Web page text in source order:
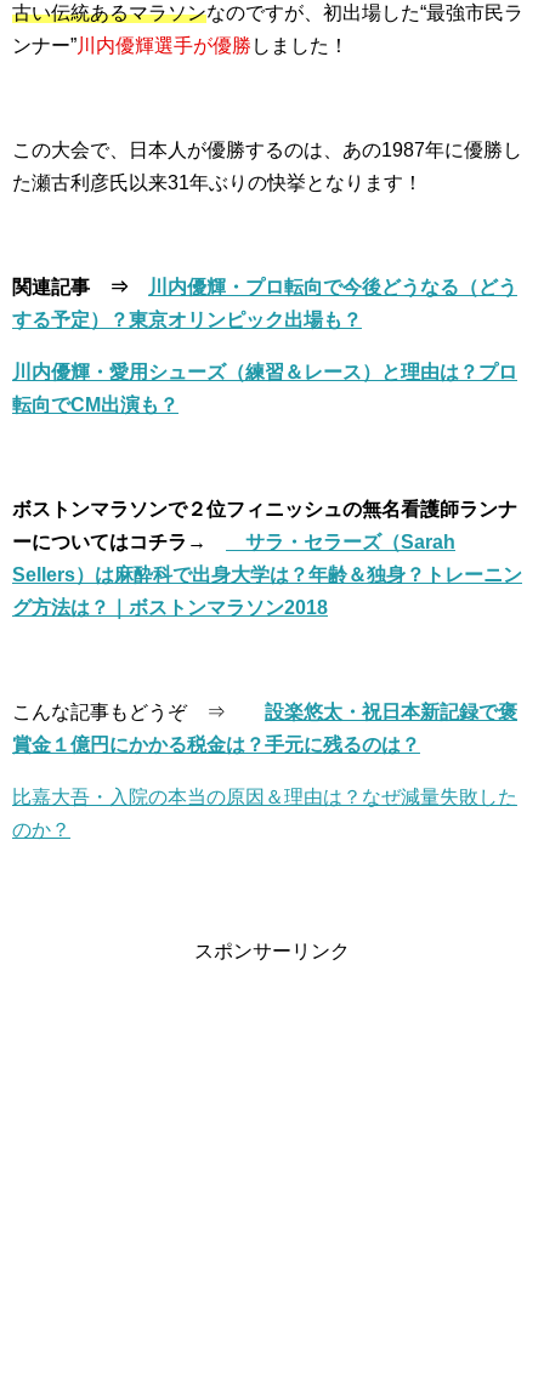
古い伝統あるマラソンなのですが、初出場した“最強市民ラ
ンナー”川内優輝選手が優勝 しました！
この大会で、日本人が優勝するのは、あの1987年に優勝し
た瀬古利彦氏以来31年ぶりの快挙となります！
関連記事 ⇒
川内優輝・プロ転向で今後どうなる（どう
する予定）？東京オリンピック出場も？
川内優輝・愛用シューズ（練習＆レース）と理由は？プロ
転向でCM出演も？
ボストンマラソンで２位フィニッシュの無名看護師ランナ
ーについてはコチラ→
サラ・セラーズ（Sarah
Sellers）は麻酔科で出身大学は？年齢＆独身？トレーニン
グ方法は？｜ボストンマラソン2018
こんな記事もどうぞ ⇒
設楽悠太・祝日本新記録で褒
賞金１億円にかかる税金は？手元に残るのは？
比嘉大吾・入院の本当の原因＆理由は？なぜ減量失敗した
のか？
スポンサーリンク